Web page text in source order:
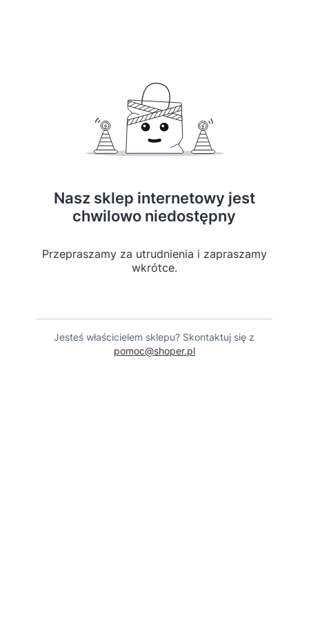
Nasz sklep internetowy jest
chwilowo niedostępny
Przepraszamy za utrudnienia i zapraszamy
wkrótce.
Jesteś właścicielem sklepu? Skontaktuj się z
pomoc@shoper.pl